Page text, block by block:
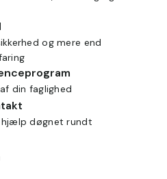
og mere end
din faglighed
hjælp døgnet rundt